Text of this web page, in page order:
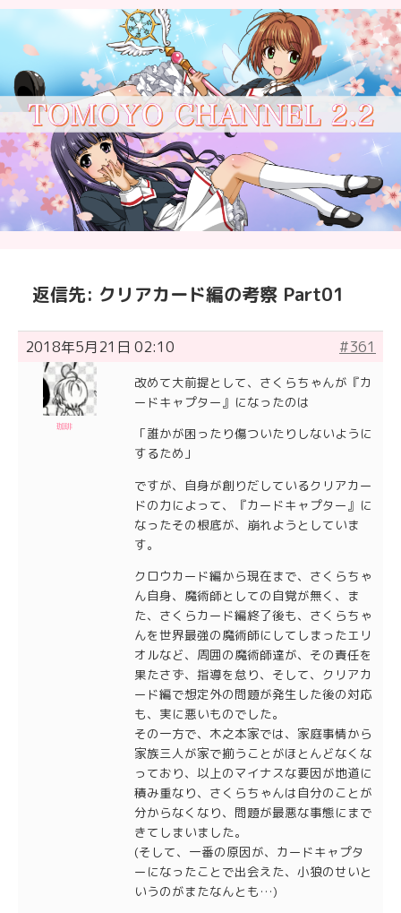
返信先: クリアカード編の考察 Part01
2018年5月21日 02:10 #361
珈琲
改めて大前提として、さくらちゃんが『カ
ードキャプター』になったのは
「誰かが困ったり傷ついたりしないように
するため」
ですが、自身が創りだしているクリアカー
ドの力によって、『カードキャプター』に
なったその根底が、崩れようとしていま
す。
クロウカード編から現在まで、さくらちゃ
ん自身、魔術師としての自覚が無く、ま
た、さくらカード編終了後も、さくらちゃ
んを世界最強の魔術師にしてしまったエリ
オルなど、周囲の魔術師達が、その責任を
果たさず、指導を怠り、そして、クリアカ
ード編で想定外の問題が発生した後の対応
も、実に悪いものでした。
その一方で、木之本家では、家庭事情から
家族三人が家で揃うことがほとんどなくな
っており、以上のマイナスな要因が地道に
積み重なり、さくらちゃんは自分のことが
分からなくなり、問題が最悪な事態にまで
きてしまいました。
(そして、一番の原因が、カードキャプタ
ーになったことで出会えた、小狼のせいと
いうのがまたなんとも…)